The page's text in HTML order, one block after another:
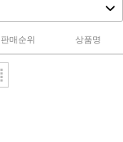
판매순위 상품명